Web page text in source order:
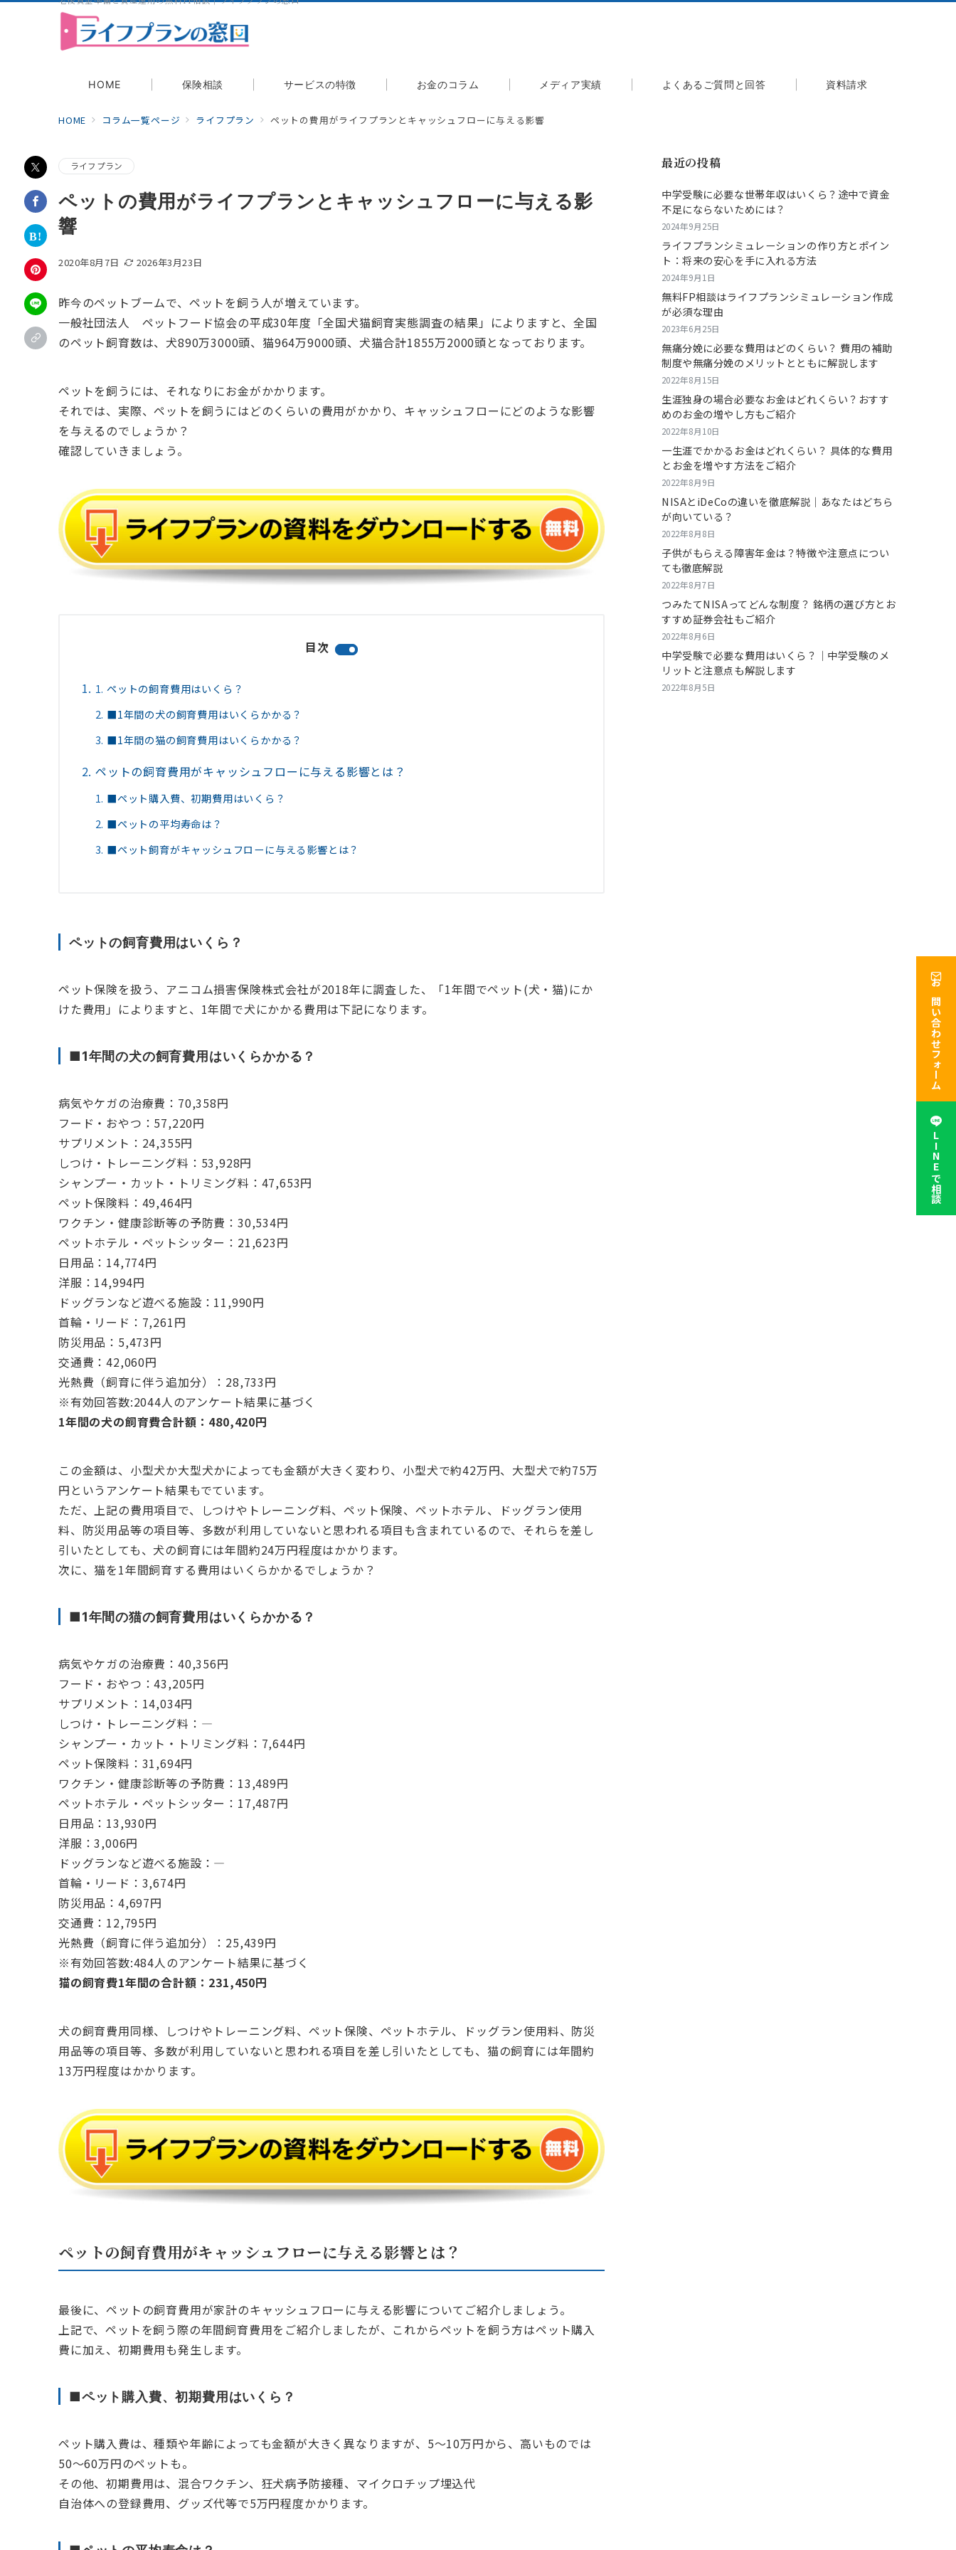
HOME 保険相談 サービスの特徴 お金のコラム メディア実績 よくあるご質問と回答 資料請求
HOME コラム一覧ページ ライフプラン ペットの費用がライフプランとキャッシュフローに与える影響
ライフプラン
ペットの費用がライフプランとキャッシュフローに与える影
響
2020年8月7日 2026年3月23日
昨今のペットブームで、ペットを飼う人が増えています。
一般社団法人 ペットフード協会の平成30年度「全国犬猫飼育実態調査の結果」によりますと、全国
のペット飼育数は、犬890万3000頭、猫964万9000頭、犬猫合計1855万2000頭となっております。
ペットを飼うには、それなりにお金がかかります。
それでは、実際、ペットを飼うにはどのくらいの費用がかかり、キャッシュフローにどのような影響
を与えるのでしょうか？
確認していきましょう。
目次
ペットの飼育費用はいくら？
■1年間の犬の飼育費用はいくらかかる？
■1年間の猫の飼育費用はいくらかかる？
ペットの飼育費用がキャッシュフローに与える影響とは？
■ペット購入費、初期費用はいくら？
■ペットの平均寿命は？
■ペット飼育がキャッシュフローに与える影響とは？
ペットの飼育費用はいくら？
ペット保険を扱う、アニコム損害保険株式会社が2018年に調査した、「1年間でペット(犬・猫)にか
けた費用」によりますと、1年間で犬にかかる費用は下記になります。
■1年間の犬の飼育費用はいくらかかる？
病気やケガの治療費：70,358円
フード・おやつ：57,220円
サプリメント：24,355円
しつけ・トレーニング料：53,928円
シャンプー・カット・トリミング料：47,653円
ペット保険料：49,464円
ワクチン・健康診断等の予防費：30,534円
ペットホテル・ペットシッター：21,623円
日用品：14,774円
洋服：14,994円
ドッグランなど遊べる施設：11,990円
首輪・リード：7,261円
防災用品：5,473円
交通費：42,060円
光熱費（飼育に伴う追加分）：28,733円
※有効回答数:2044人のアンケート結果に基づく
1年間の犬の飼育費合計額：480,420円
この金額は、小型犬か大型犬かによっても金額が大きく変わり、小型犬で約42万円、大型犬で約75万
円というアンケート結果もでています。
ただ、上記の費用項目で、しつけやトレーニング料、ペット保険、ペットホテル、ドッグラン使用
料、防災用品等の項目等、多数が利用していないと思われる項目も含まれているので、それらを差し
引いたとしても、犬の飼育には年間約24万円程度はかかります。
次に、猫を1年間飼育する費用はいくらかかるでしょうか？
■1年間の猫の飼育費用はいくらかかる？
病気やケガの治療費：40,356円
フード・おやつ：43,205円
サプリメント：14,034円
しつけ・トレーニング料：―
シャンプー・カット・トリミング料：7,644円
ペット保険料：31,694円
ワクチン・健康診断等の予防費：13,489円
ペットホテル・ペットシッター：17,487円
日用品：13,930円
洋服：3,006円
ドッグランなど遊べる施設：―
首輪・リード：3,674円
防災用品：4,697円
交通費：12,795円
光熱費（飼育に伴う追加分）：25,439円
※有効回答数:484人のアンケート結果に基づく
猫の飼育費1年間の合計額：231,450円
犬の飼育費用同様、しつけやトレーニング料、ペット保険、ペットホテル、ドッグラン使用料、防災
用品等の項目等、多数が利用していないと思われる項目を差し引いたとしても、猫の飼育には年間約
13万円程度はかかります。
ペットの飼育費用がキャッシュフローに与える影響とは？
最後に、ペットの飼育費用が家計のキャッシュフローに与える影響についてご紹介しましょう。
上記で、ペットを飼う際の年間飼育費用をご紹介しましたが、これからペットを飼う方はペット購入
費に加え、初期費用も発生します。
■ペット購入費、初期費用はいくら？
ペット購入費は、種類や年齢によっても金額が大きく異なりますが、5～10万円から、高いものでは
50～60万円のペットも。
その他、初期費用は、混合ワクチン、狂犬病予防接種、マイクロチップ埋込代
自治体への登録費用、グッズ代等で5万円程度かかります。
最近の投稿
中学受験に必要な世帯年収はいくら？途中で資金
不足にならないためには？
2024年9月25日
ライフプランシミュレーションの作り方とポイン
ト：将来の安心を手に入れる方法
2024年9月1日
無料FP相談はライフプランシミュレーション作成
が必須な理由
2023年6月25日
無痛分娩に必要な費用はどのくらい？ 費用の補助
制度や無痛分娩のメリットとともに解説します
2022年8月15日
生涯独身の場合必要なお金はどれくらい？おすす
めのお金の増やし方もご紹介
2022年8月10日
一生涯でかかるお金はどれくらい？ 具体的な費用
とお金を増やす方法をご紹介
2022年8月9日
NISAとiDeCoの違いを徹底解説｜あなたはどちら
が向いている？
2022年8月8日
子供がもらえる障害年金は？特徴や注意点につい
ても徹底解説
2022年8月7日
つみたてNISAってどんな制度？ 銘柄の選び方とお
すすめ証券会社もご紹介
2022年8月6日
中学受験で必要な費用はいくら？｜中学受験のメ
リットと注意点も解説します
2022年8月5日
お問い合わせフォーム
LINEで相談